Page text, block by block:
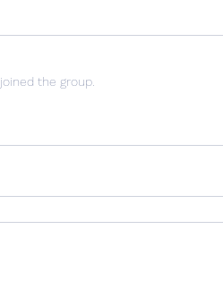
joined the group.